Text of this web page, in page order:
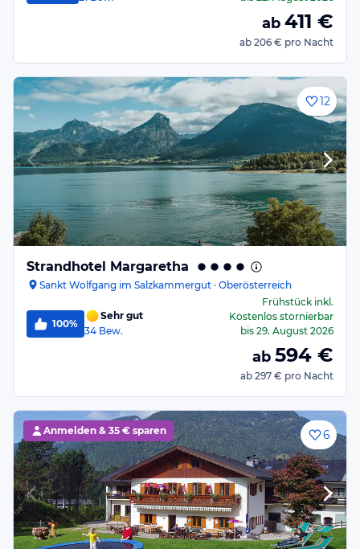
ab 411 €
ab 206 € pro Nacht
12
Strandhotel Margaretha
Sankt Wolfgang im Salzkammergut · Oberösterreich
100%
Sehr gut
34 Bew.
Frühstückinkl.
Kostenlos stornierbar
bis 29. August 2026
ab 594 €
ab 297 € pro Nacht
Anmelden & 35 € sparen 6